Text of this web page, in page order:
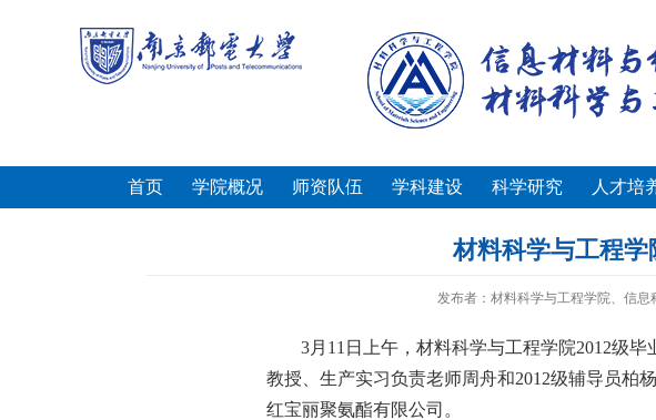
首页 学院概况 师资队伍 学科建设 科学研究 人才培
材料科学与工程
发布者：材料科学与工程学院、信息
3月 11 日上午，材料科学与工程学院2012级毕
教授、生产实习负责老师周舟和2012级辅导员柏
红宝丽聚氨酯有限公司。